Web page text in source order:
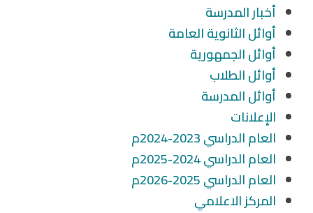
أخبار المدرسة
أوائل الثانوية العامة
أوائل الجمهورية
أوائل الطلاب
أوائل المدرسة
الإعلانات
العام الدراسي 2023-2024م
العام الدراسي 2024-2025م
العام الدراسي 2025-2026م
المركز الاعلامي